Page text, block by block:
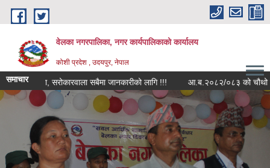
Skip to main content
वेलका नगरपालिका, नगर कार्यपालिकाको कार्यालय
कोशी प्रदेश , उदयपुर, नेपाल
समाचारसरोकारवाला सबैमा जानकारीको लागि !!! आ.ब.२०८२/०८३ को चौथो त्रैमासिक